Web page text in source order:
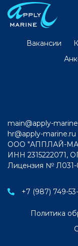
Вакансии
main@apply-
hr@apply-marine.ru
ООО "АППЛАЙ-
ИНН 2315222071,
Лицензия № Л031-
+7 (987) 749-
Политика